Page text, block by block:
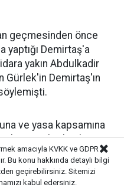
geçmesinden önce
yaptığı Demirtaş'a
yakın Abdulkadir
Gürlek'in Demirtaş'ın
ve yasa kapsamına
Cumhurbaşkanı
Kanuni
altını
de belli bir şahsı
amacıyla KVKK ve GDPR
Bu konu hakkında detaylı bilgi
geçirebilirsiniz. Sitemizi
kabul edersiniz.